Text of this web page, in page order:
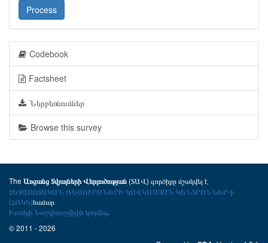
Process
Codebook
Factsheet
Ներբեռնումներ
Browse this survey
The Առցանց Տվյալների Վերլուծության(ՏԱՎ) գործիքը մշակվել է
ՀԵՏԱԶՈՏԱԿԱՆ ՌԵՍՈՒՐՍՆԵՐԻ ԿՈՎԿԱՍՅԱՆ ԿԵՆՏՐՈՆՆԵՐ-ի
(ՀՌԿԿ)համար
Իրակլի Նաշկիդաշվիլիի կողմից.
© 2011 - 2026